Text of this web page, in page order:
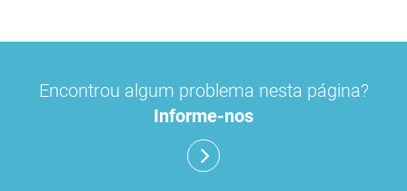
Encontrou algum problema nesta página?
Informe-nos